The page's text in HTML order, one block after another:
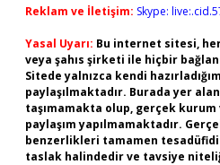
Reklam ve İletişim: Skype:
Yasal Uyarı: Bu internet sitesi,
veya şahıs şirketi ile hiçbir
Sitede yalnızca kendi
paylaşılmaktadır. Burada yer
taşımamakta olup, gerçek kurum
paylaşım yapılmamaktadır.
benzerlikleri tamamen
taslak halindedir ve tavsiye